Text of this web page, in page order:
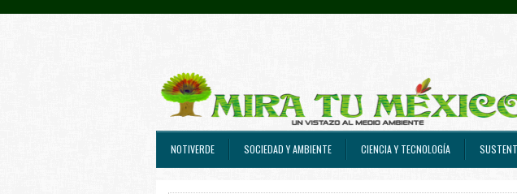
NOTIVERDE SOCIEDAD Y AMBIENTE CIENCIA Y TECNOLOGÍA